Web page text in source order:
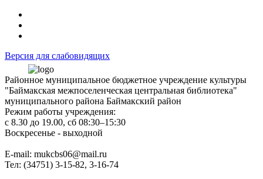
Версия для слабовидящих
Районное муниципальное бюджетное учреждение культуры
"Баймакская межпоселенческая центральная библиотека"
муниципального района Баймакский район
Режим работы учреждения:
с 8.30 до 19.00, сб 08:30–15:30
Воскресенье - выходной
Е-mail: mukcbs06@mail.ru
Тел: (34751) 3-15-82, 3-16-74